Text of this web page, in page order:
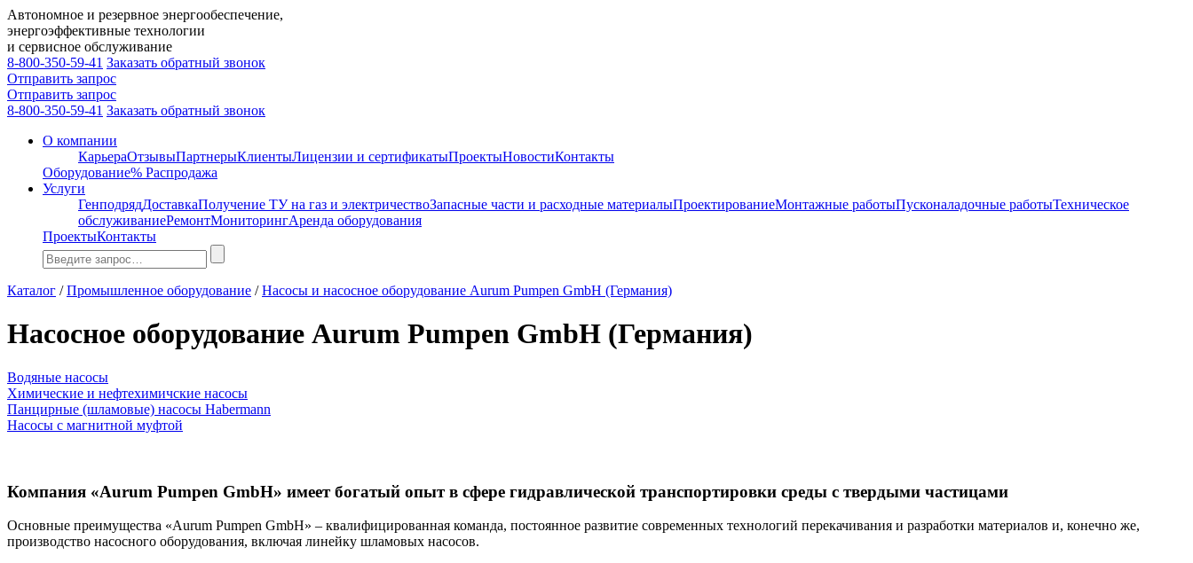
Автономное и резервное энергообеспечение,
энергоэффективные технологии
и сервисное обслуживание
8-800-350-59-41 Заказать обратный звонок
Отправить запрос
Отправить запрос
8-800-350-59-41 Заказать обратный звонок
О компании
КарьераОтзывыПартнерыКлиентыЛицензии и сертификатыПроектыНовостиКонтакты
Оборудование% Распродажа
Услуги
ГенподрядДоставкаПолучение ТУ на газ и электричествоЗапасные части и расходные материалыПроектированиеМонтажные работыПусконаладочные работыТехническое
обслуживаниеРемонтМониторингАренда оборудования
ПроектыКонтакты
Каталог /Промышленное оборудование /Насосы и насосное оборудование Aurum Pumpen GmbH (Германия)
Насосное оборудование Aurum Pumpen GmbH (Германия)
Водяные насосы
Химические и нефтехимичские насосы
Панцирные (шламовые) насосы Habermann
Насосы с магнитной муфтой
Компания «Aurum Pumpen GmbH» имеет богатый опыт в сфере гидравлической транспортировки среды с твердыми частицами
Основные преимущества «Aurum Pumpen GmbH» – квалифицированная команда, постоянное развитие современных технологий перекачивания и разработки материалов и, конечно же,
производство насосного оборудования, включая линейку шламовых насосов.